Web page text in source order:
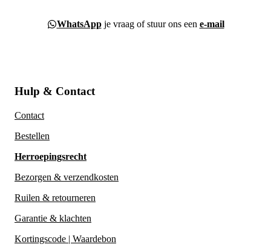
WhatsAppje vraag of stuur ons een e-mail
Hulp & Contact
Contact
Bestellen
Herroepingsrecht
Bezorgen & verzendkosten
Ruilen & retourneren
Garantie & klachten
Kortingscode | Waardebon